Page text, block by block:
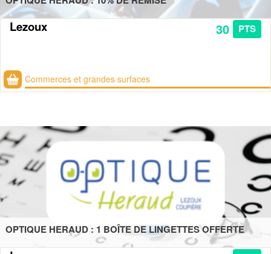
Lezoux 30 PTS
Commerces et grandes surfaces
OPTIQUE HERAUD : 1 BOÎTE DE LINGETTES OFFERTE